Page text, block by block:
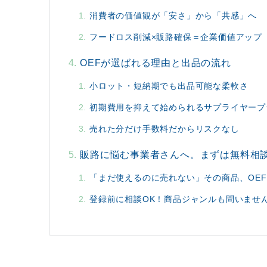
消費者の価値観が「安さ」から「共感」へ
フードロス削減×販路確保＝企業価値アップ
OEFが選ばれる理由と出品の流れ
小ロット・短納期でも出品可能な柔軟さ
初期費用を抑えて始められるサプライヤープ
売れた分だけ手数料だからリスクなし
販路に悩む事業者さんへ。まずは無料相
「まだ使えるのに売れない」その商品、
登録前に相談OK！商品ジャンルも問いませ